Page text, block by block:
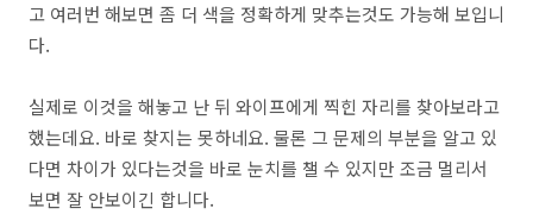
고 여러번 해보면 좀 더 색을 정확하게 맞추는것도 가능해 보입니
다.
실제로 이것을 해놓고 난 뒤 와이프에게 찍힌 자리를 찾아보라고
했는데요. 바로 찾지는 못하네요. 물론 그 문제의 부분을 알고 있
다면 차이가 있다는것을 바로 눈치를 챌 수 있지만 조금 멀리서
보면 잘 안보이긴 합니다.